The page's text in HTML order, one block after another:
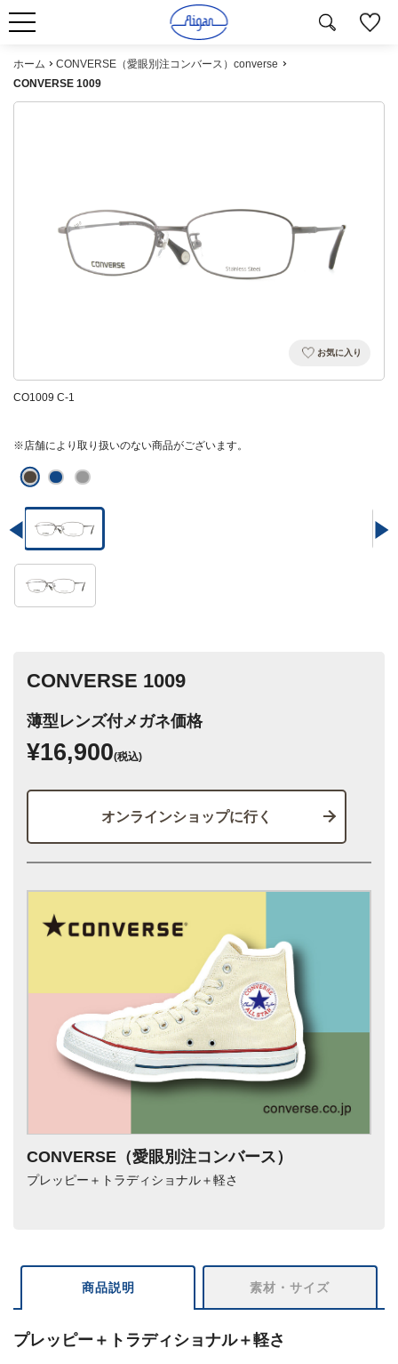
ホーム
CONVERSE（愛眼別注コンバース）converse
CONVERSE 1009
お気に入り
CO1009 C-1
※店舗により取り扱いのない商品がございます。
CONVERSE 1009
薄型レンズ付メガネ価格
¥16,900(税込)
オンラインショップに行く
CONVERSE（愛眼別注コンバース）
プレッピー＋トラディショナル＋軽さ
商品説明 素材・サイズ
プレッピー＋トラディショナル＋軽さ